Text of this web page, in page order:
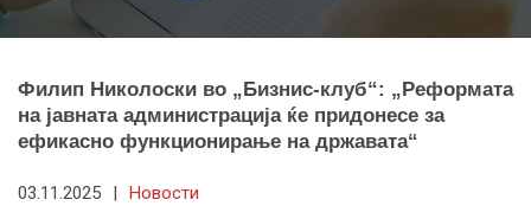
Филип Николоски во „Бизнис-клуб“: „Реформата
на јавната администрација ќе придонесе за
ефикасно функционирање на државата“
03.11.2025 | Новости